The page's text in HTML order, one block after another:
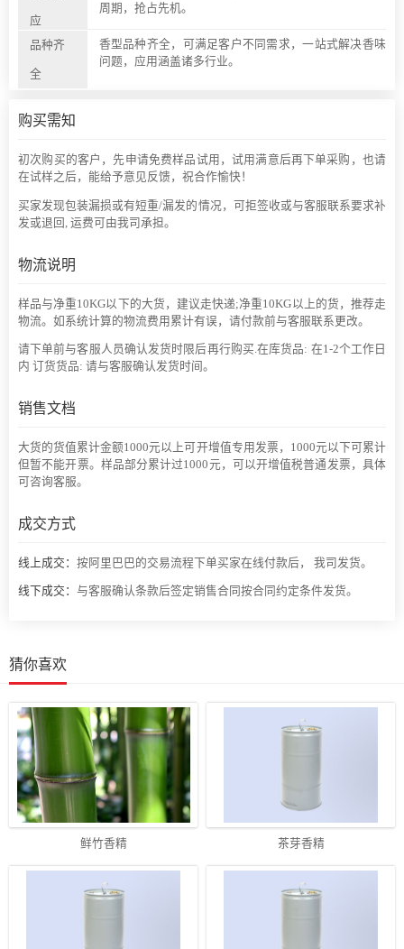
应
周期，抢占先机。
品种齐
全
香型品种齐全，可满足客户不同需求，一站式解决香味
问题，应用涵盖诸多行业。
购买需知
初次购买的客户，先申请免费样品试用，试用满意后再下单采购，也请
在试样之后，能给予意见反馈，祝合作愉快！
买家发现包装漏损或有短重/漏发的情况，可拒签收或与客服联系要求补
发或退回, 运费可由我司承担。
物流说明
样品与净重10KG以下的大货，建议走快递;净重10KG以上的货，推荐走
物流。如系统计算的物流费用累计有误，请付款前与客服联系更改。
请下单前与客服人员确认发货时限后再行购买.在库货品: 在1-2个工作日
内 订货货品: 请与客服确认发货时间。
销售文档
大货的货值累计金额1000元以上可开增值专用发票，1000元以下可累计
但暂不能开票。样品部分累计过1000元，可以开增值税普通发票，具体
可咨询客服。
成交方式
线上成交： 按阿里巴巴的交易流程下单买家在线付款后， 我司发货。
线下成交： 与客服确认条款后签定销售合同按合同约定条件发货。
猜你喜欢
鲜竹香精 茶芽香精